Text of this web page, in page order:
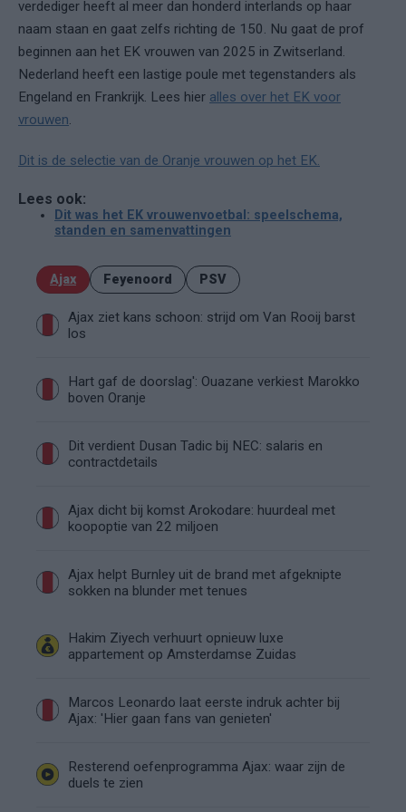
verdediger heeft al meer dan honderd interlands op haar
naam staan en gaat zelfs richting de 150. Nu gaat de prof
beginnen aan het EK vrouwen van 2025 in Zwitserland.
Nederland heeft een lastige poule met tegenstanders als
Engeland en Frankrijk. Lees hier alles over het EK voor
vrouwen.
Dit is de selectie van de Oranje vrouwen op het EK.
Lees ook:
Dit was het EK vrouwenvoetbal: speelschema,
standen en samenvattingen
Ajax Feyenoord PSV
Ajax ziet kans schoon: strijd om Van Rooij barst
los
Hart gaf de doorslag': Ouazane verkiest Marokko
boven Oranje
Dit verdient Dusan Tadic bij NEC: salaris en
contractdetails
Ajax dicht bij komst Arokodare: huurdeal met
koopoptie van 22 miljoen
Ajax helpt Burnley uit de brand met afgeknipte
sokken na blunder met tenues
Hakim Ziyech verhuurt opnieuw luxe
appartement op Amsterdamse Zuidas
Marcos Leonardo laat eerste indruk achter bij
Ajax: 'Hier gaan fans van genieten'
Resterend oefenprogramma Ajax: waar zijn de
duels te zien